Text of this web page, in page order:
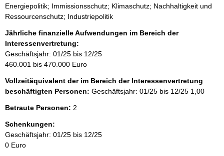
Energiepolitik; Immissionsschutz; Klimaschutz; Nachhaltigkeit und
Ressourcenschutz; Industriepolitik
Jährliche finanzielle Aufwendungen im Bereich der
Interessenvertretung:
Geschäftsjahr: 01/25 bis 12/25
460.001 bis 470.000 Euro
Vollzeitäquivalent der im Bereich der Interessenvertretung
beschäftigten Personen: Geschäftsjahr: 01/25 bis 12/25 1,00
Betraute Personen: 2
Schenkungen:
Geschäftsjahr: 01/25 bis 12/25
0 Euro